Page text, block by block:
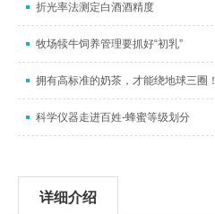
折光率法测定白酒酒精度
牧场犊牛饲养管理要抓好“初乳”
拥有高标准的奶茶，才能绕地球三圈！
科学仪器走进百姓-蜂蜜等级划分
详细介绍